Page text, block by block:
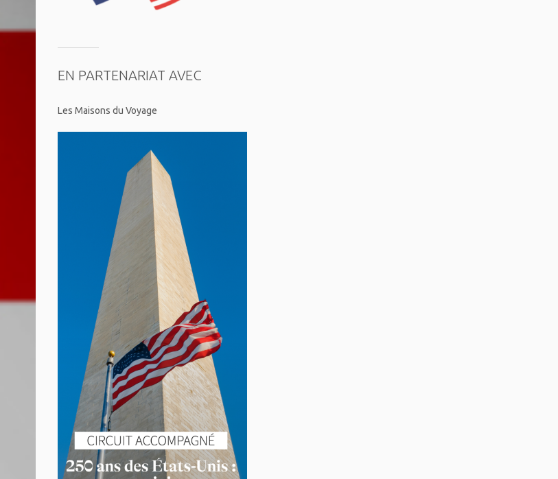
EN PARTENARIAT AVEC
Les Maisons du Voyage